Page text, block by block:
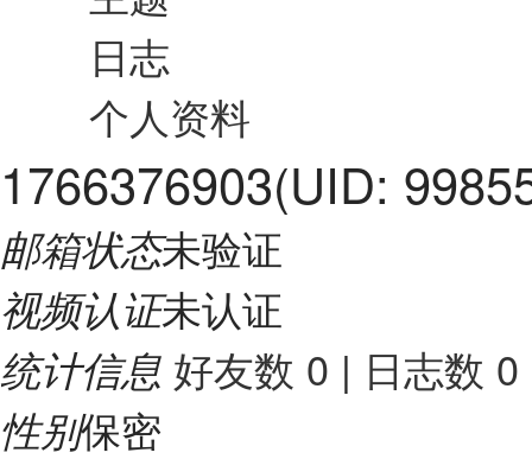
日志
个人资料
1766376903(UID:
邮箱状态未验证
视频认证未认证
统计信息 好友数 0 | 日志数 0
性别保密